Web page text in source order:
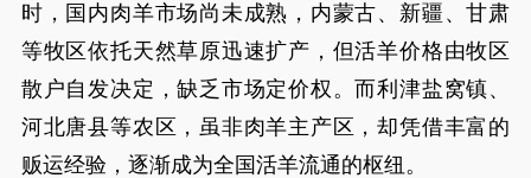
时，国内肉羊市场尚未成熟，内蒙古、新疆、甘肃
等牧区依托天然草原迅速扩产，但活羊价格由牧区
散户自发决定，缺乏市场定价权。而利津盐窝镇、
河北唐县等农区，虽非肉羊主产区，却凭借丰富的
贩运经验，逐渐成为全国活羊流通的枢纽。